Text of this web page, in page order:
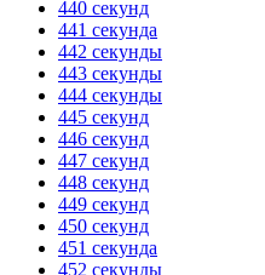
440 секунд
441 секунда
442 секунды
443 секунды
444 секунды
445 секунд
446 секунд
447 секунд
448 секунд
449 секунд
450 секунд
451 секунда
452 секунды